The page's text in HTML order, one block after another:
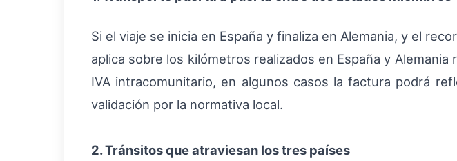
Si el viaje se inicia en España y finaliza en Alemania, y el
aplica sobre los kilómetros realizados en España y
IVA intracomunitario, en algunos casos la factura podrá
validación por la normativa local.
2. Tránsitos que atraviesan los tres países